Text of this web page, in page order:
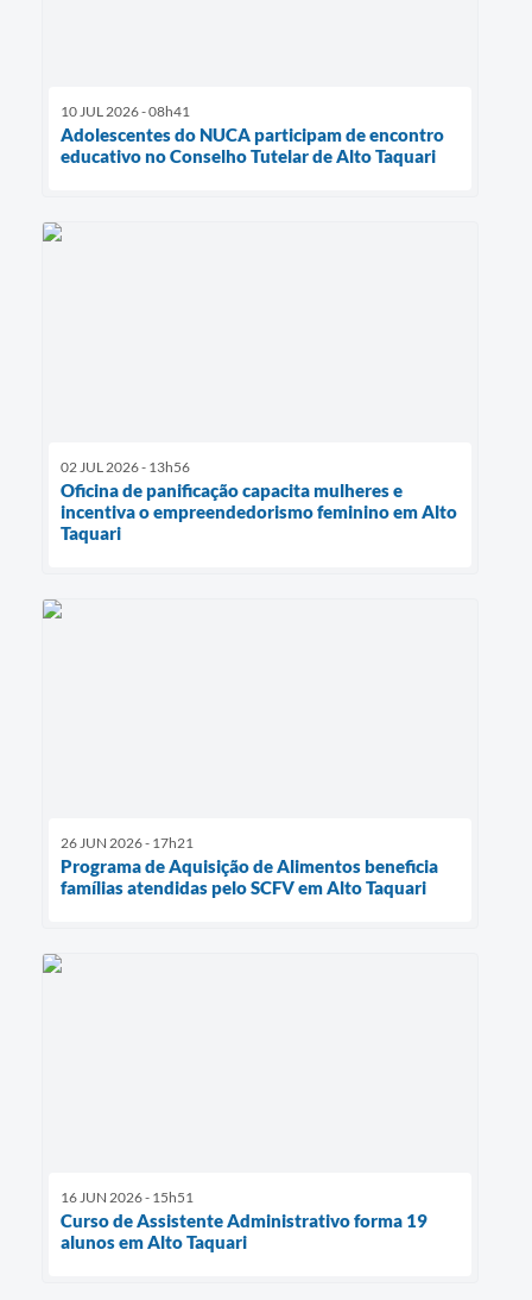
10 JUL 2026 - 08h41
Adolescentes do NUCA participam de encontro
educativo no Conselho Tutelar de Alto Taquari
02 JUL 2026 - 13h56
Oficina de panificação capacita mulheres e
incentiva o empreendedorismo feminino em Alto
Taquari
26 JUN 2026 - 17h21
Programa de Aquisição de Alimentos beneficia
famílias atendidas pelo SCFV em Alto Taquari
16 JUN 2026 - 15h51
Curso de Assistente Administrativo forma 19
alunos em Alto Taquari